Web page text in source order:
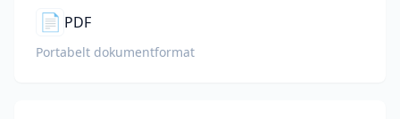
📄 PDF
Portabelt dokumentformat